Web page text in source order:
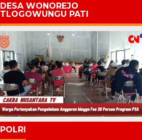
DESA WONOREJO
TLOGOWUNGU PATI
POLRI